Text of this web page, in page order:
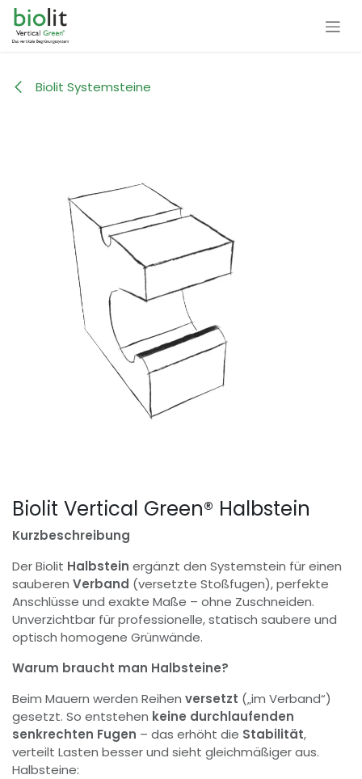
Zum Inhalt springen
Biolit Systemsteine
Biolit Vertical Green® Halbstein
Kurzbeschreibung
Der Biolit Halbstein ergänzt den Systemstein für einen
sauberen Verband (versetzte Stoßfugen), perfekte
Anschlüsse und exakte Maße – ohne Zuschneiden.
Unverzichtbar für professionelle, statisch saubere und
optisch homogene Grünwände.
Warum braucht man Halbsteine?
Beim Mauern werden Reihen versetzt („im Verband“)
gesetzt. So entstehen keine durchlaufenden
senkrechten Fugen – das erhöht die Stabilität,
verteilt Lasten besser und sieht gleichmäßiger aus.
Halbsteine: